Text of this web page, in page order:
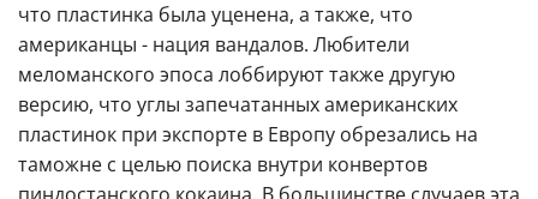
что пластинка была уценена, а также, что
американцы - нация вандалов. Любители
меломанского эпоса лоббируют также другую
версию, что углы запечатанных американских
пластинок при экспорте в Европу обрезались на
таможне с целью поиска внутри конвертов